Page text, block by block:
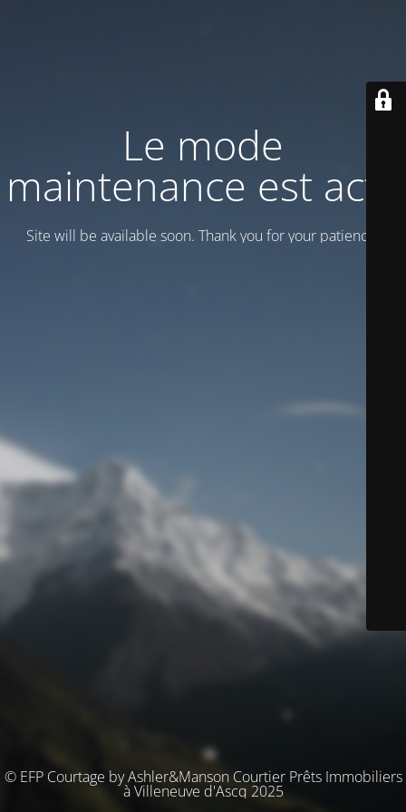
Le mode
maintenance est actif
Site will be available soon. Thank you for your patience!
© EFP Courtage by Ashler&Manson Courtier Prêts Immobiliers
à Villeneuve d'Ascq 2025